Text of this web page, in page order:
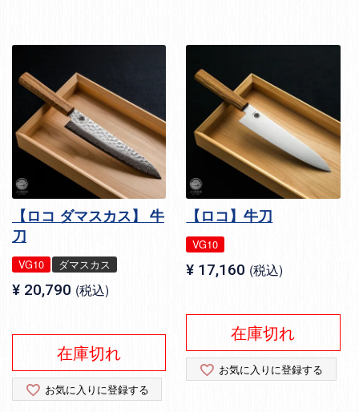
【ロコ ダマスカス】 牛
刀
VG10 ダマスカス
¥ 20,790 税込
在庫切れ
お気に入りに登録する
【ロコ】牛刀
VG10
¥ 17,160 税込
在庫切れ
お気に入りに登録する